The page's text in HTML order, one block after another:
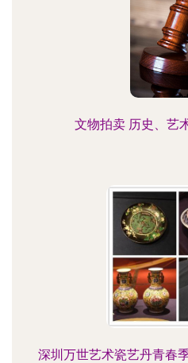
文物拍卖 历史、艺
深圳万世艺术瓷艺丹青春